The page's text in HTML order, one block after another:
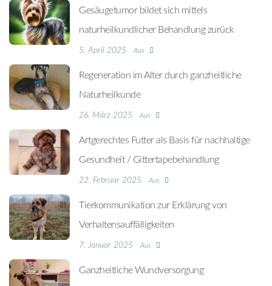
Gesäugetumor bildet sich mittels
naturheilkundlicher Behandlung zurück
5. April 2025 Aus
Regeneration im Alter durch ganzheitliche
Naturheilkunde
26. März 2025 Aus
Artgerechtes Futter als Basis für nachhaltige
Gesundheit / Gittertapebehandlung
22. Februar 2025 Aus
Tierkommunikation zur Erklärung von
Verhaltensauffälligkeiten
7. Januar 2025 Aus
Ganzheitliche Wundversorgung